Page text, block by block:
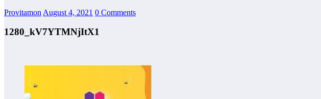
Provitamon August 4, 2021 0 Comments
1280_kV7YTMNjItX1